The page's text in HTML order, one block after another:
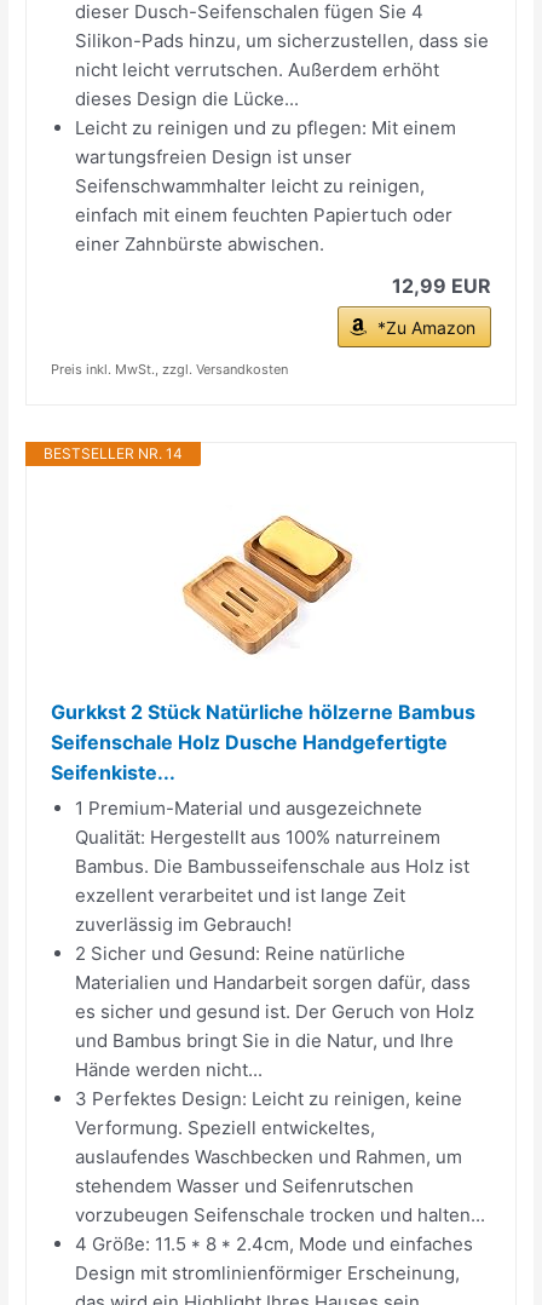
dieser Dusch-Seifenschalen fügen Sie 4
Silikon-Pads hinzu, um sicherzustellen, dass sie
nicht leicht verrutschen. Außerdem erhöht
dieses Design die Lücke...
Leicht zu reinigen und zu pflegen: Mit einem
wartungsfreien Design ist unser
Seifenschwammhalter leicht zu reinigen,
einfach mit einem feuchten Papiertuch oder
einer Zahnbürste abwischen.
12,99 EUR
*Zu Amazon
Preis inkl. MwSt., zzgl. Versandkosten
BESTSELLER NR. 14
Gurkkst 2 Stück Natürliche hölzerne Bambus
Seifenschale Holz Dusche Handgefertigte
Seifenkiste...
1 Premium-Material und ausgezeichnete
Qualität: Hergestellt aus 100% naturreinem
Bambus. Die Bambusseifenschale aus Holz ist
exzellent verarbeitet und ist lange Zeit
zuverlässig im Gebrauch!
2 Sicher und Gesund: Reine natürliche
Materialien und Handarbeit sorgen dafür, dass
es sicher und gesund ist. Der Geruch von Holz
und Bambus bringt Sie in die Natur, und Ihre
Hände werden nicht...
3 Perfektes Design: Leicht zu reinigen, keine
Verformung. Speziell entwickeltes,
auslaufendes Waschbecken und Rahmen, um
stehendem Wasser und Seifenrutschen
vorzubeugen Seifenschale trocken und halten...
4 Größe: 11.5 * 8 * 2.4cm, Mode und einfaches
Design mit stromlinienförmiger Erscheinung,